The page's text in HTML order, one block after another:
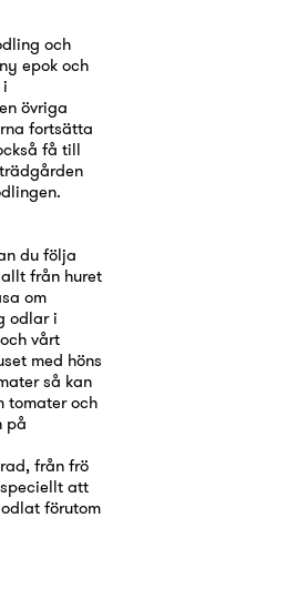
och
epok och
i
övriga
fortsätta
få till
du följa
från huret
om
odlar i
vårt
med höns
så kan
tomater och
på
från frö
att
förutom